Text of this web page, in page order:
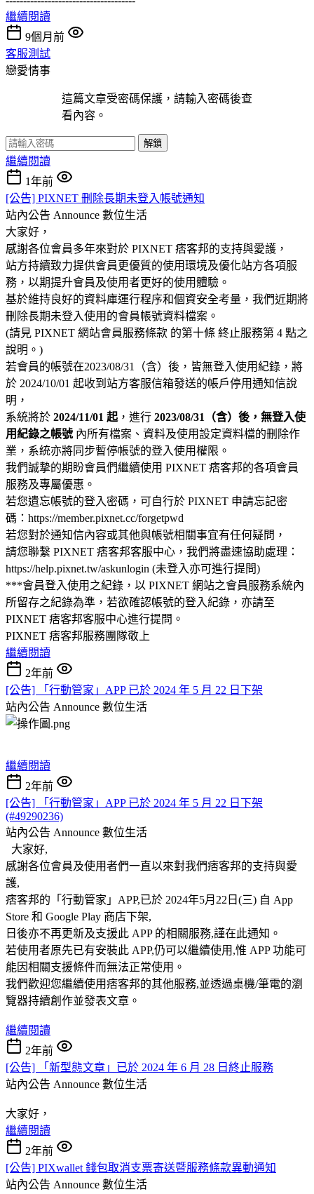
繼續閱讀
9個月前
客服測試
戀愛情事
這篇文章受密碼保護，請輸入密碼後查
看內容。
解鎖
繼續閱讀
1年前
[公告] PIXNET 刪除長期未登入帳號通知
站內公告 Announce 數位生活
大家好，
感謝各位會員多年來對於 PIXNET 痞客邦的支持與愛護，
站方持續致力提供會員更優質的使用環境及優化站方各項服
務，以期提升會員及使用者更好的使用體驗。
基於維持良好的資料庫運行程序和個資安全考量，我們近期將
刪除長期未登入使用的會員帳號資料檔案。
(請見 PIXNET 網站會員服務條款 的第十條 終止服務第 4 點之
說明。)
若會員的帳號在2023/08/31（含）後，皆無登入使用紀錄，將
於 2024/10/01 起收到站方客服信箱發送的帳戶停用通知信說
明，
系統將於 2024/11/01 起 ，進行 2023/08/31（含）後，無登入使
用紀錄之帳號內所有檔案、資料及使用設定資料檔的刪除作
業，系統亦將同步暫停帳號的登入使用權限。
我們誠摯的期盼會員們繼續使用 PIXNET 痞客邦的各項會員
服務及專屬優惠。
若您遺忘帳號的登入密碼，可自行於 PIXNET 申請忘記密
碼：https://member.pixnet.cc/forgetpwd
若您對於通知信內容或其他與帳號相關事宜有任何疑問，
請您聯繫 PIXNET 痞客邦客服中心，我們將盡速協助處理：
https://help.pixnet.tw/askunlogin (未登入亦可進行提問)
***會員登入使用之紀錄，以 PIXNET 網站之會員服務系統內
所留存之紀錄為準，若欲確認帳號的登入紀錄，亦請至
PIXNET 痞客邦客服中心進行提問。
PIXNET 痞客邦服務團隊敬上
繼續閱讀
2年前
[公告] 「行動管家」APP 已於 2024 年 5 月 22 日下架
站內公告 Announce 數位生活
繼續閱讀
2年前
[公告] 「行動管家」APP 已於 2024 年 5 月 22 日下架
(#49290236)
站內公告 Announce 數位生活
大家好,
感謝各位會員及使用者們一直以來對我們痞客邦的支持與愛
護,
痞客邦的「行動管家」APP,已於 2024年5月22日(三) 自 App
Store 和 Google Play 商店下架,
日後亦不再更新及支援此 APP 的相關服務,謹在此通知。
若使用者原先已有安裝此 APP,仍可以繼續使用,惟 APP 功能可
能因相關支援條件而無法正常使用。
我們歡迎您繼續使用痞客邦的其他服務,並透過桌機/筆電的瀏
覽器持續創作並發表文章。
繼續閱讀
2年前
[公告] 「新型態文章」已於 2024 年 6 月 28 日終止服務
站內公告 Announce 數位生活
大家好，
繼續閱讀
2年前
[公告] PIXwallet 錢包取消支票寄送暨服務條款異動通知
站內公告 Announce 數位生活